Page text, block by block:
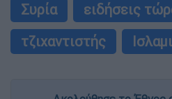
Συρία
ειδήσεις
τζιχαντιστής